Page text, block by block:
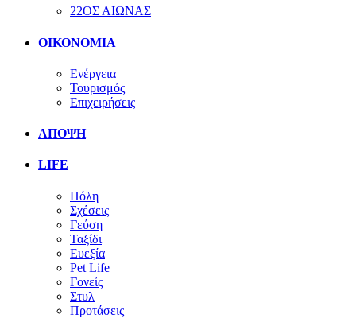
22ΟΣ ΑΙΩΝΑΣ
ΟΙΚΟΝΟΜΙΑ
Ενέργεια
Τουρισμός
Επιχειρήσεις
ΑΠΟΨΗ
LIFE
Πόλη
Σχέσεις
Γεύση
Ταξίδι
Ευεξία
Pet Life
Γονείς
Στυλ
Προτάσεις